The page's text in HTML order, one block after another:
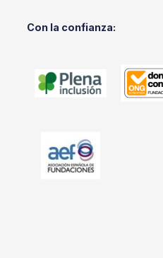
Con la confianza: